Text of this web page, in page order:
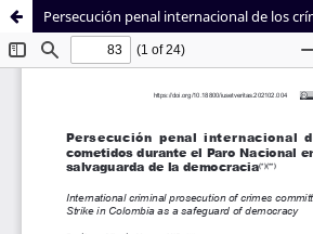
Sistema de
Bibliotecas
Facultad de
Derecho